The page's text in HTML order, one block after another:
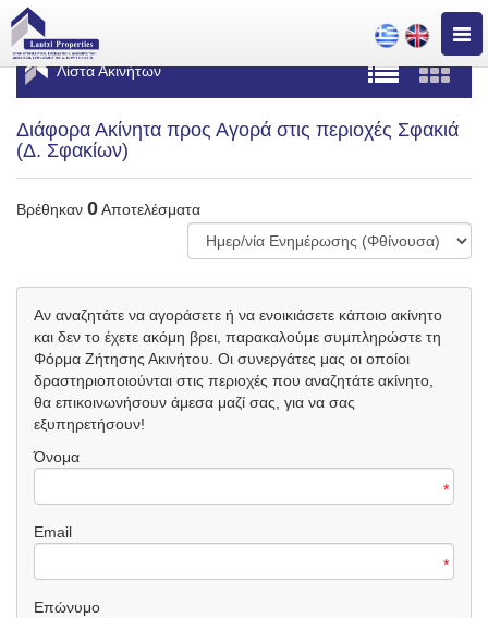
Λίστα Ακινήτων
Διάφορα Ακίνητα προς Αγορά στις περιοχές Σφακιά
(Δ. Σφακίων)
Βρέθηκαν 0Αποτελέσματα
Αν αναζητάτε να αγοράσετε ή να ενοικιάσετε κάποιο ακίνητο
και δεν το έχετε ακόμη βρει, παρακαλούμε συμπληρώστε τη
Φόρμα Ζήτησης Ακινήτου. Οι συνεργάτες μας οι οποίοι
δραστηριοποιούνται στις περιοχές που αναζητάτε ακίνητο,
θα επικοινωνήσουν άμεσα μαζί σας, για να σας
εξυπηρετήσουν!
Όνομα
*
Email
*
Επώνυμο